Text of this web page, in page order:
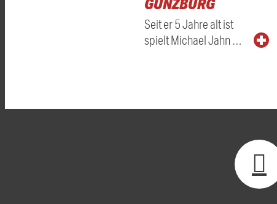
Seit er 5 Jahre alt ist
spielt Michael Jahn …